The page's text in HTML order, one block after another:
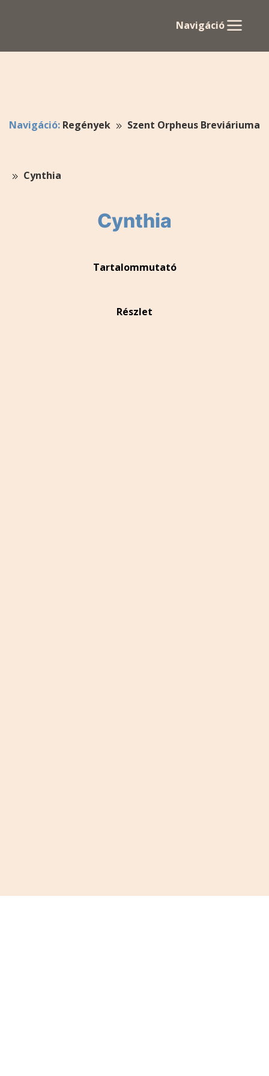
Navigáció
Navigáció: Regények Szent Orpheus Breviáriuma
Cynthia
Cynthia
Tartalommutató
Részlet